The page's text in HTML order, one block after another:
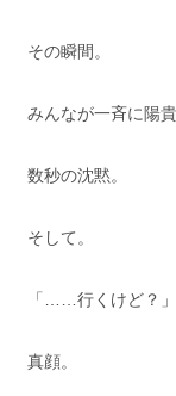
その瞬間。
みんなが一斉に陽
数秒の沈黙。
そして。
「……行くけど？」
真顔。